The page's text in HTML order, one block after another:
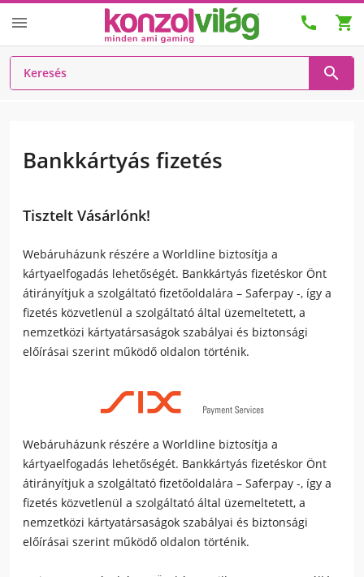
  

Bankkártyás fizetés
Tisztelt Vásárlónk!
Webáruházunk részére a Worldline biztosítja a
kártyaelfogadás lehetőségét. Bankkártyás fizetéskor Önt
átirányítjuk a szolgáltató fizetőoldalára – Saferpay -, így a
fizetés közvetlenül a szolgáltató által üzemeltetett, a
nemzetközi kártyatársaságok szabályai és biztonsági
előírásai szerint működő oldalon történik.
Webáruházunk részére a Worldline biztosítja a
kártyaelfogadás lehetőségét. Bankkártyás fizetéskor Önt
átirányítjuk a szolgáltató fizetőoldalára – Saferpay -, így a
fizetés közvetlenül a szolgáltató által üzemeltetett, a
nemzetközi kártyatársaságok szabályai és biztonsági
előírásai szerint működő oldalon történik.